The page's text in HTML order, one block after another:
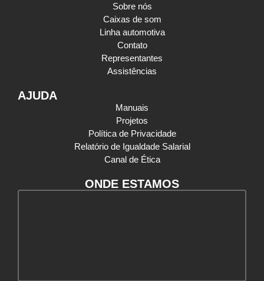
Sobre nós
Caixas de som
Linha automotiva
Contato
Representantes
Assistências
AJUDA
Manuais
Projetos
Política de Privacidade
Relatório de Igualdade Salarial
Canal de Ética
ONDE ESTAMOS